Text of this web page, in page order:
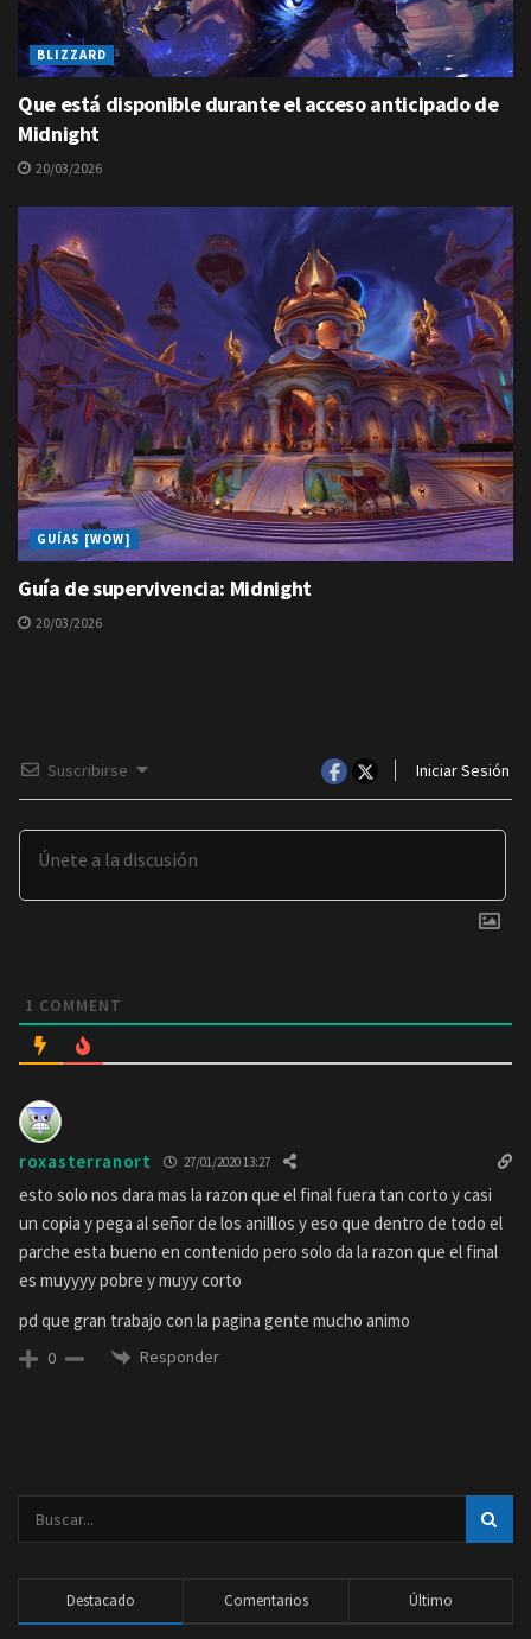
BLIZZARD
Que está disponible durante el acceso anticipado de
Midnight
20/03/2026
GUÍAS [WOW]
Guía de supervivencia: Midnight
20/03/2026
Suscribirse Iniciar Sesión
1 COMMENT
roxasterranort 27/01/2020 13:27
esto solo nos dara mas la razon que el final fuera tan corto y casi
un copia y pega al señor de los anilllos y eso que dentro de todo el
parche esta bueno en contenido pero solo da la razon que el final
es muyyyy pobre y muyy corto
pd que gran trabajo con la pagina gente mucho animo
0 Responder
Destacado Comentarios Último